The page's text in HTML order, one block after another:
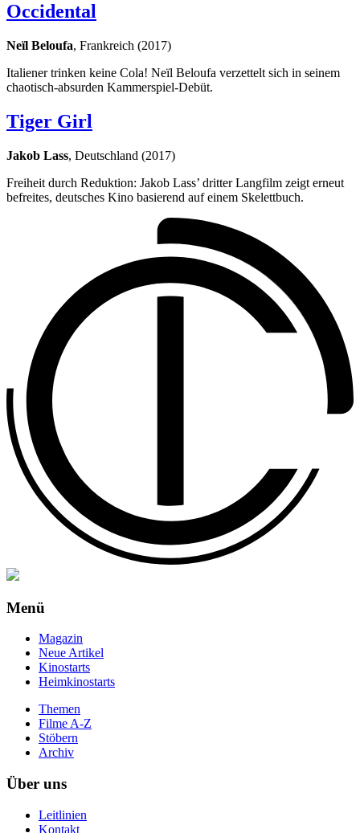
Occidental
Neïl Beloufa, Frankreich (2017)
Italiener trinken keine Cola! Neïl Beloufa verzettelt sich in seinem
chaotisch-absurden Kammerspiel-Debüt.
Tiger Girl
Jakob Lass, Deutschland (2017)
Freiheit durch Reduktion: Jakob Lass’ dritter Langfilm zeigt erneut
befreites, deutsches Kino basierend auf einem Skelettbuch.
Menü
Magazin
Neue Artikel
Kinostarts
Heimkinostarts
Themen
Filme A-Z
Stöbern
Archiv
Über uns
Leitlinien
Kontakt